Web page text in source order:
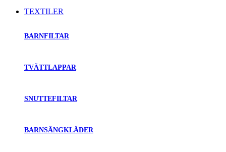
TEXTILER
BARNFILTAR
TVÄTTLAPPAR
SNUTTEFILTAR
BARNSÄNGKLÄDER